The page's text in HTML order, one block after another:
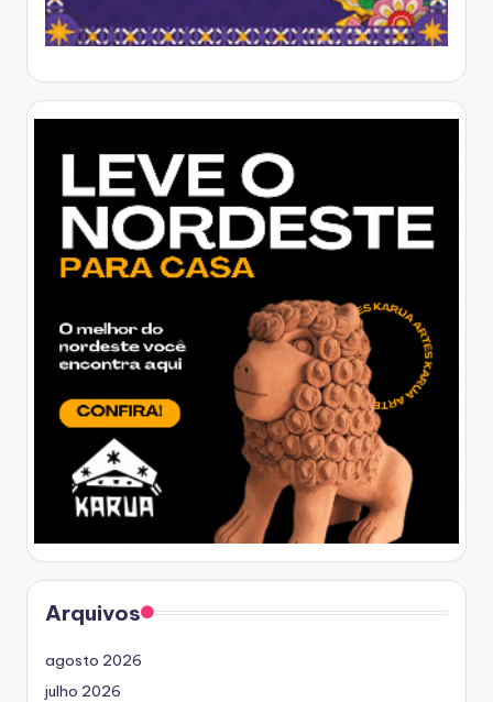
Arquivos
agosto 2026
julho 2026